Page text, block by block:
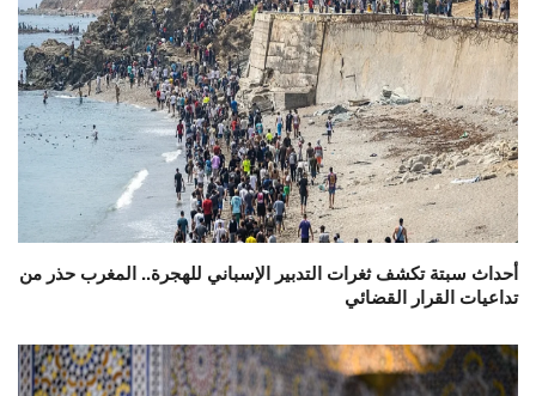
أحداث سبتة تكشف ثغرات التدبير الإسباني للهجرة.. المغرب حذر من
تداعيات القرار القضائي